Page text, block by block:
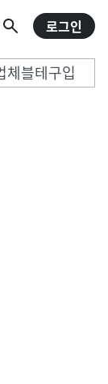
로그인